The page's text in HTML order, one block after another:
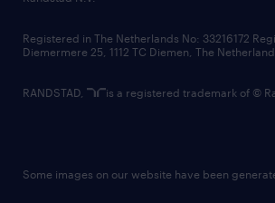
Registered in The Netherlands No: 33216172
Diemermere 25, 1112 TC Diemen, The
RANDSTAD, is a registered trademark of ©
Some images on our website have been